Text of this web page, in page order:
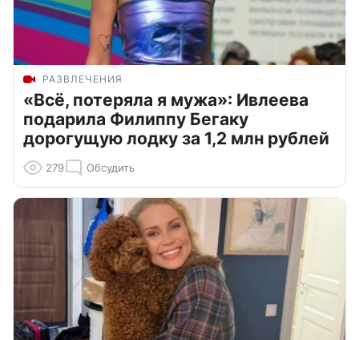
РАЗВЛЕЧЕНИЯ
«Всё, потеряла я мужа»: Ивлеева
подарила Филиппу Бегаку
дорогущую лодку за 1,2 млн рублей
279 Обсудить